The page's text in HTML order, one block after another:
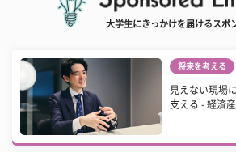
大学生にきっかけを届けるスポ
将来を考える
見えない現場
支える - 経済